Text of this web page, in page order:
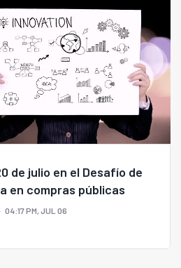
de julio en el Desafío de
en compras públicas
04:17 PM, JUL 06